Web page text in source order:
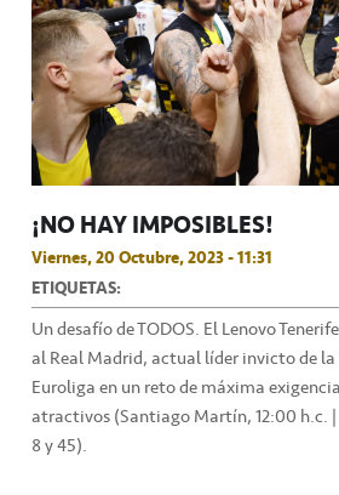
¡NO HAY IMPOSIBLES!
Viernes, 20 Octubre, 2023 - 11:31
ETIQUETAS:
Un desafío de TODOS. El Lenovo
al Real Madrid, actual líder invicto de la
Euroliga en un reto de máxima
atractivos (Santiago Martín, 12:00 h.c.
8 y 45).